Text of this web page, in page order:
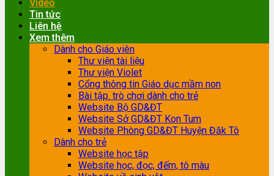
Video
Tin tức
Liên hệ
Xem thêm
Dành cho Giáo viên
Thư viện tài liệu
Thư viện Violet
Cổng thông tin Giáo dục mầm non
Bài tập. trò chơi dành cho trẻ
Website Bộ GD&ĐT
Website Sở GD&ĐT Kon Tum
Website Phòng GD&ĐT Huyện Đăk Tô
Dành cho trẻ
Website học tập
Website học, đọc, đếm, tô màu